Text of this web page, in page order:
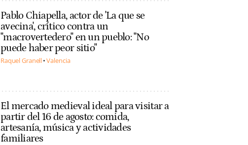
Pablo Chiapella, actor de 'La que se
avecina', crítico contra un
"macrovertedero" en un pueblo: "No
puede haber peor sitio"
Raquel Granell Valencia
El mercado medieval ideal para visitar a
partir del 16 de agosto: comida,
artesanía, música y actividades
familiares